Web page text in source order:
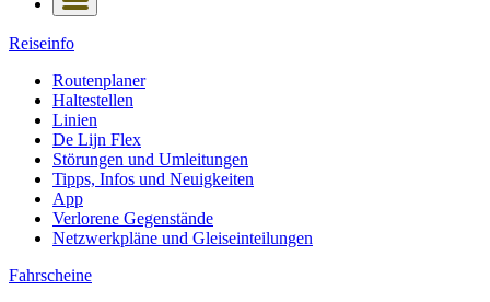
Reiseinfo
Routenplaner
Haltestellen
Linien
De Lijn Flex
Störungen und Umleitungen
Tipps, Infos und Neuigkeiten
App
Verlorene Gegenstände
Netzwerkpläne und Gleiseinteilungen
Fahrscheine